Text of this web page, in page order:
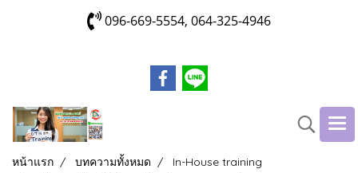
096-669-5554, 064-325-4946
หน้าแรก บทความทั้งหมด
In-House training